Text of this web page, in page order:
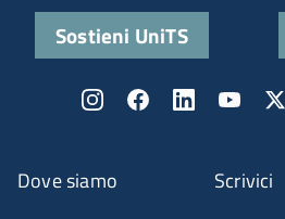
Dove siamo Scrivici
Sostieni UniTS